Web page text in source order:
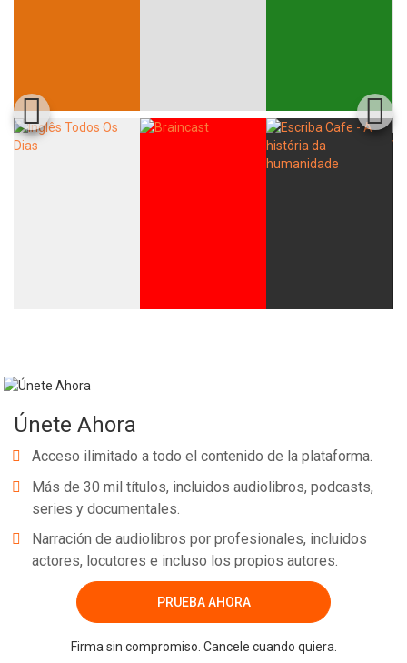
Únete Ahora
Acceso ilimitado a todo el contenido de la plataforma.
Más de 30 mil títulos, incluidos audiolibros, podcasts,
series y documentales.
Narración de audiolibros por profesionales, incluidos
actores, locutores e incluso los propios autores.
PRUEBA AHORA
Firma sin compromiso. Cancele cuando quiera.